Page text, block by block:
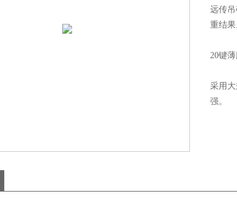
远传
重结果
20键
采用
强。